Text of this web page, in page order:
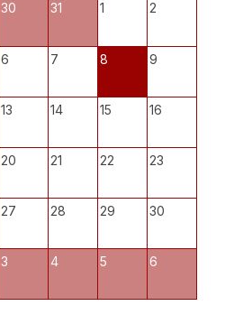
30 31 1 2
6 7 8 9
13 14 15 16
20 21 22 23
27 28 29 30
3 4 5 6